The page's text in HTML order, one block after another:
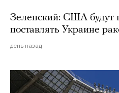
Зеленский: США будут
поставлять Украине
день назад